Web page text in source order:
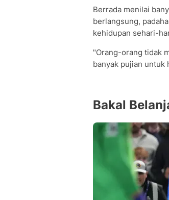
Berrada menilai
berlangsung,
kehidupan sehari-
"Orang-orang tidak
banyak pujian untuk
Bakal